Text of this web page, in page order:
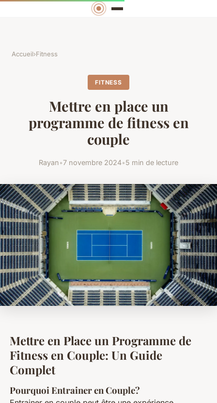
Accueil›Fitness
FITNESS
Mettre en place un
programme de fitness en
couple
Rayan•7 novembre 2024•5 min de lecture
Mettre en Place un Programme de
Fitness en Couple: Un Guide
Complet
Pourquoi Entrainer en Couple?